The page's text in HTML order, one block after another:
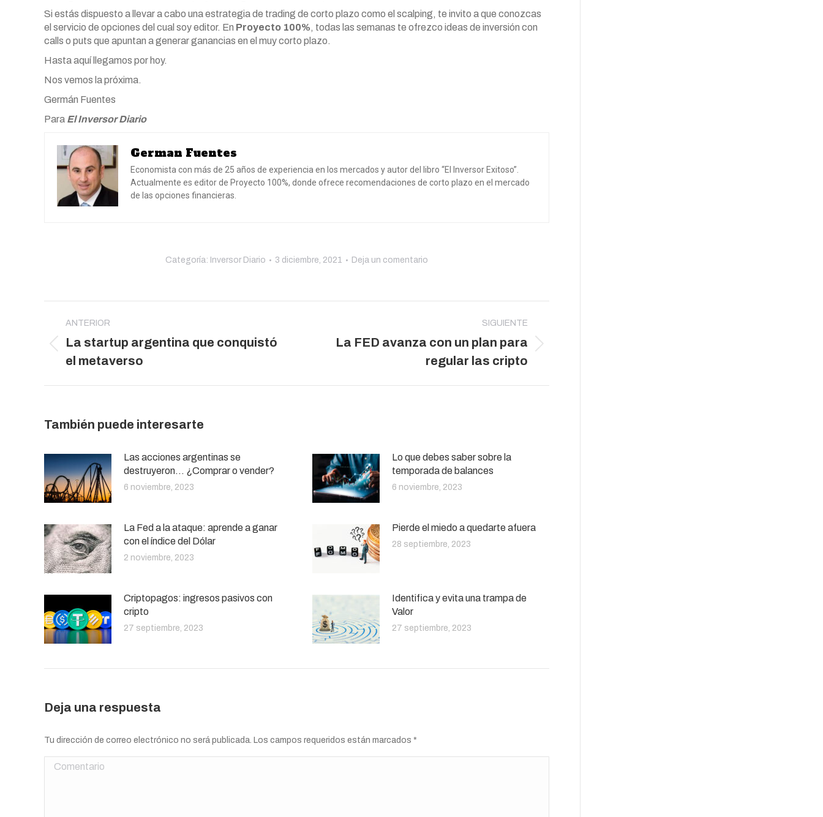
Si estás dispuesto a llevar a cabo una estrategia de trading de corto plazo como el scalping, te invito a que conozcas
el servicio de opciones del cual soy editor. En Proyecto 100%, todas las semanas te ofrezco ideas de inversión con
calls o puts que apuntan a generar ganancias en el muy corto plazo.
Hasta aquí llegamos por hoy.
Nos vemos la próxima.
Germán Fuentes
Para El Inversor Diario
German Fuentes
Economista con más de 25 años de experiencia en los mercados y autor del libro “El Inversor Exitoso”.
Actualmente es editor de Proyecto 100%, donde ofrece recomendaciones de corto plazo en el mercado
de las opciones financieras.
Categoría: Inversor Diario 3 diciembre, 2021 Deja un comentario
entre
publicaciones
ANTERIOR
Publicación
anterior:
La startup argentina que conquistó
el metaverso
SIGUIENTE
Publicación
La FED avanza con un plan para
regular las cripto
También puede interesarte
Las acciones argentinas se
destruyeron… ¿Comprar o vender?
6 noviembre, 2023
Lo que debes saber sobre la
temporada de balances
6 noviembre, 2023
La Fed a la ataque: aprende a ganar
con el índice del Dólar
2 noviembre, 2023
Pierde el miedo a quedarte afuera
28 septiembre, 2023
Criptopagos: ingresos pasivos con
cripto
27 septiembre, 2023
Identifica y evita una trampa de
Valor
27 septiembre, 2023
Deja una respuesta
Tu dirección de correo electrónico no será publicada. Los campos requeridos están marcados *
Comentario